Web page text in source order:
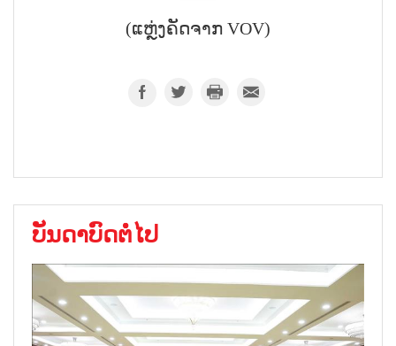
(ແຫຼ່ງຄັດຈາກ VOV)
ບັນດາບົດຕໍ່ໄປ